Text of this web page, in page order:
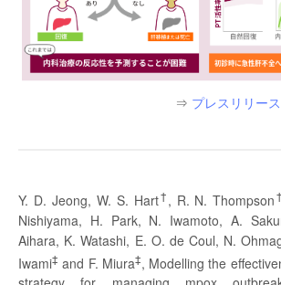
⇒ プレスリリース
Y. D. Jeong, W. S. Hart†, R. N. Thompson†
Nishiyama, H. Park, N. Iwamoto, A.
Aihara, K. Watashi, E. O. de Coul, N.
Iwami‡ and F. Miura‡, Modelling the